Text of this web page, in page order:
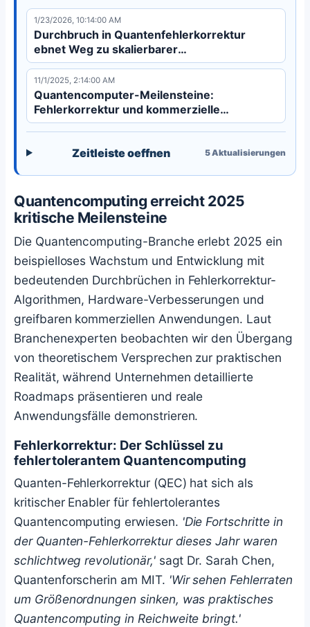
Logistik. Branchen-Roadmaps zeigen schnelle
Fortschritte zu fehlertoleranten Systemen.
1/23/2026, 10:14:00 AM
Durchbruch in Quantenfehlerkorrektur
ebnet Weg zu skalierbarer
Quantenüberlegenheit
11/1/2025, 2:14:00 AM
Quantencomputer-Meilensteine:
Fehlerkorrektur und kommerzielle
Roadmaps
Zeitleiste oeffnen 5Aktualisierungen
Quantencomputing erreicht 2025
kritische Meilensteine
Die Quantencomputing-Branche erlebt 2025 ein
beispielloses Wachstum und Entwicklung mit
bedeutenden Durchbrüchen in Fehlerkorrektur-
Algorithmen, Hardware-Verbesserungen und
greifbaren kommerziellen Anwendungen. Laut
Branchenexperten beobachten wir den Übergang
von theoretischem Versprechen zur praktischen
Realität, während Unternehmen detaillierte
Roadmaps präsentieren und reale
Anwendungsfälle demonstrieren.
Fehlerkorrektur: Der Schlüssel zu
fehlertolerantem Quantencomputing
Quanten-Fehlerkorrektur (QEC) hat sich als
kritischer Enabler für fehlertolerantes
Quantencomputing erwiesen. 'Die Fortschritte in
der Quanten-Fehlerkorrektur dieses Jahr waren
schlichtweg revolutionär,'sagt Dr. Sarah Chen,
Quantenforscherin am MIT. 'Wir sehen Fehlerraten
um Größenordnungen sinken, was praktisches
Quantencomputing in Reichweite bringt.'